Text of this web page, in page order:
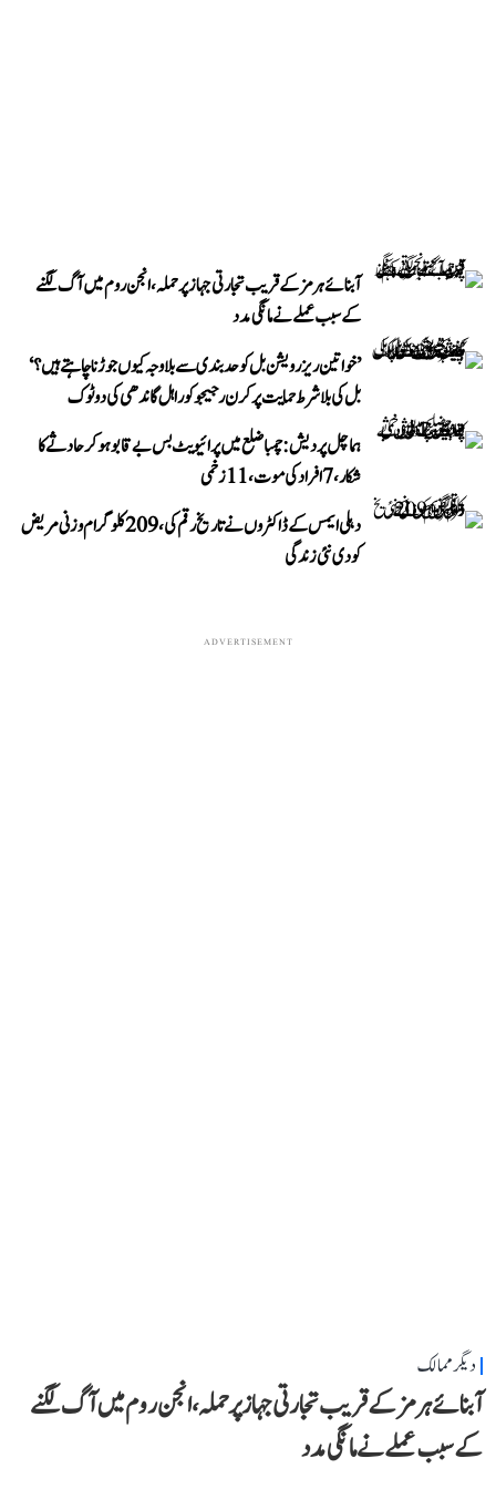
آبنائے ہرمز کے قریب تجارتی جہاز پر حملہ، انجن روم میں آگ لگنے
کے سبب عملے نے مانگی مدد
’خواتین ریزرویشن بل کو حدبندی سے بلا وجہ کیوں جوڑنا چاہتے ہیں؟‘
بل کی بلا شرط حمایت پر کرن رجیجو کو راہل گاندھی کی دوٹوک
ہماچل پردیش: چمبا ضلع میں پرائیویٹ بس بے قابو ہوکر حادثے کا
شکار، 7 افراد کی موت، 11 زخمی
دہلی ایمس کے ڈاکٹروں نے تاریخ رقم کی، 209 کلوگرام وزنی مریض
کو دی نئی زندگی
ADVERTISEMENT
دیگر ممالک
آبنائے ہرمز کے قریب تجارتی جہاز پر حملہ، انجن روم میں آگ لگنے
کے سبب عملے نے مانگی مدد